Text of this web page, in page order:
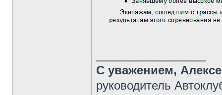
С уважением,
руководитель